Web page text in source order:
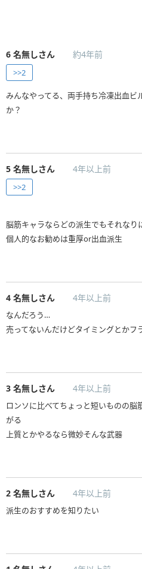
6 名無しさん 約4年前
>>2
みんなやってる、両手持ち冷凍出血ビ
か？
5 名無しさん 4年以上前
>>2
脳筋キャラならどの派生でもそれなり
個人的なお勧めは重厚or出血派生
4 名無しさん 4年以上前
なんだろう…
売ってないんだけどタイミングとかフ
3 名無しさん 4年以上前
ロンソに比べてちょっと短いものの
がる
上質とかやるなら微妙そんな武器
2 名無しさん 4年以上前
派生のおすすめを知りたい